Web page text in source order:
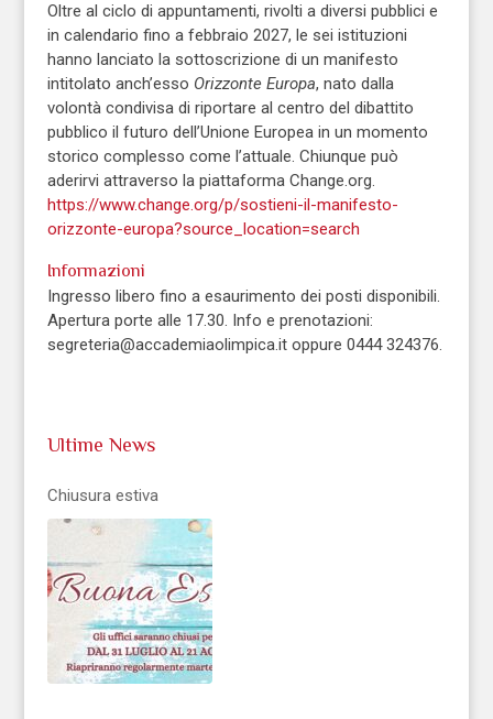
Oltre al ciclo di appuntamenti, rivolti a diversi pubblici e
in calendario fino a febbraio 2027, le sei istituzioni
hanno lanciato la sottoscrizione di un manifesto
intitolato anch’esso Orizzonte Europa, nato dalla
volontà condivisa di riportare al centro del dibattito
pubblico il futuro dell’Unione Europea in un momento
storico complesso come l’attuale. Chiunque può
aderirvi attraverso la piattaforma Change.org.
https://www.change.org/p/sostieni-il-manifesto-
orizzonte-europa?source_location=search
Informazioni
Ingresso libero fino a esaurimento dei posti disponibili.
Apertura porte alle 17.30. Info e prenotazioni:
segreteria@accademiaolimpica.it oppure 0444 324376.
Ultime News
Chiusura estiva